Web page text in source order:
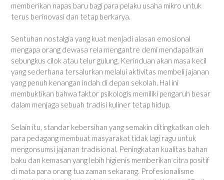
memberikan napas baru bagi para pelaku usaha mikro untuk
terus berinovasi dan tetap berkarya.
Sentuhan nostalgia yang kuat menjadi alasan emosional
mengapa orang dewasa rela mengantre demi mendapatkan
sebungkus cilok atau telur gulung. Kerinduan akan masa kecil
yang sederhana tersalurkan melalui aktivitas membeli jajanan
yang penuh kenangan indah di depan sekolah. Hal ini
membuktikan bahwa faktor psikologis memiliki pengaruh besar
dalam menjaga sebuah tradisi kuliner tetap hidup.
Selain itu, standar kebersihan yang semakin ditingkatkan oleh
para pedagang membuat masyarakat tidak lagi ragu untuk
mengonsumsi jajanan tradisional. Peningkatan kualitas bahan
baku dan kemasan yang lebih higienis memberikan citra positif
di mata para orang tua zaman sekarang. Profesionalisme